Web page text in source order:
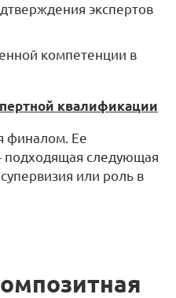
экспертов
компетенции в
квалификации
финалом. Ее
подходящая следующая
или роль в